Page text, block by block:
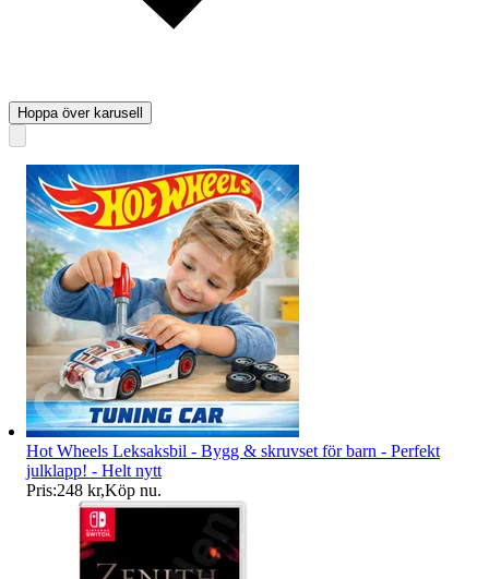
Hoppa över karusell
Hot Wheels Leksaksbil - Bygg & skruvset för barn - Perfekt
julklapp! - Helt nytt
Pris:248 kr,Köp nu.